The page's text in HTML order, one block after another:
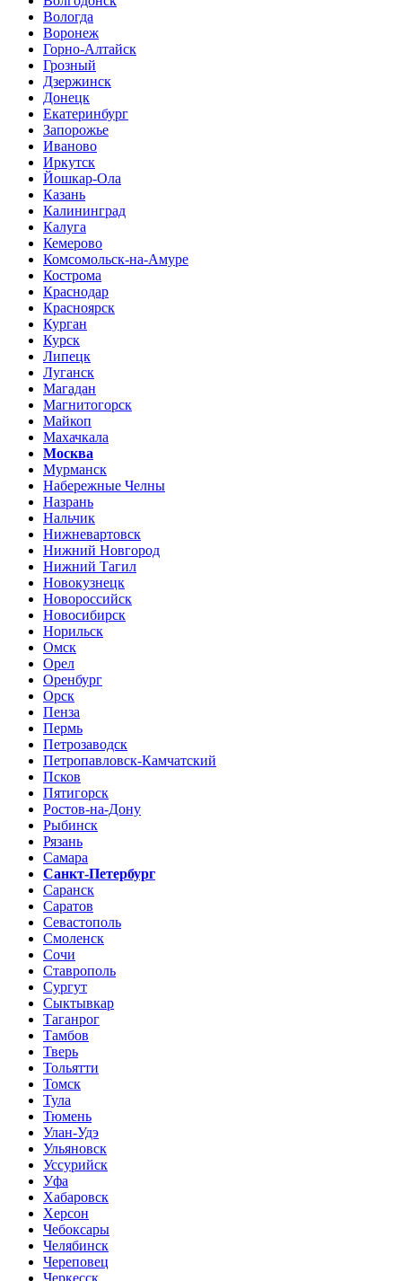
Вологда
Воронеж
Горно-Алтайск
Грозный
Дзержинск
Донецк
Екатеринбург
Запорожье
Иваново
Иркутск
Йошкар-Ола
Казань
Калининград
Калуга
Кемерово
Комсомольск-на-Амуре
Кострома
Краснодар
Красноярск
Курган
Курск
Липецк
Луганск
Магадан
Магнитогорск
Майкоп
Махачкала
Москва
Мурманск
Набережные Челны
Назрань
Нальчик
Нижневартовск
Нижний Новгород
Нижний Тагил
Новокузнецк
Новороссийск
Новосибирск
Норильск
Омск
Орел
Оренбург
Орск
Пенза
Пермь
Петрозаводск
Петропавловск-Камчатский
Псков
Пятигорск
Ростов-на-Дону
Рыбинск
Рязань
Самара
Санкт-Петербург
Саранск
Саратов
Севастополь
Смоленск
Сочи
Ставрополь
Сургут
Сыктывкар
Таганрог
Тамбов
Тверь
Тольятти
Томск
Тула
Тюмень
Улан-Удэ
Ульяновск
Уссурийск
Уфа
Хабаровск
Херсон
Чебоксары
Челябинск
Череповец
Черкесск